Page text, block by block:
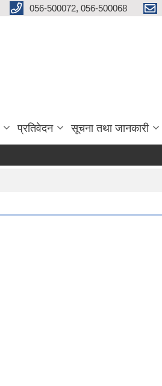
056-500072, 056-500068
प्रतिवेदन सूचना तथा जानकारी